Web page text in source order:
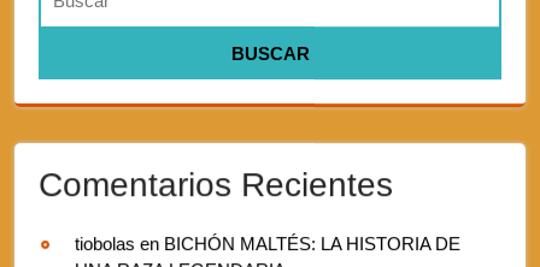
Comentarios Recientes
tiobolas en BICHÓN MALTÉS: LA HISTORIA DE